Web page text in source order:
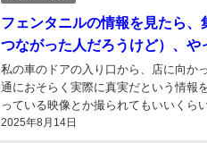
フェンタニルの情報を見たら
つながった人だろうけど）、や
2025年8月14日
私の車のドアの入り口から、店に向かって、白い粉が
通におそらく実際に真実だという情報
っている映像とか撮られてもいいくら
が悪くなったらくっついて、国民の目